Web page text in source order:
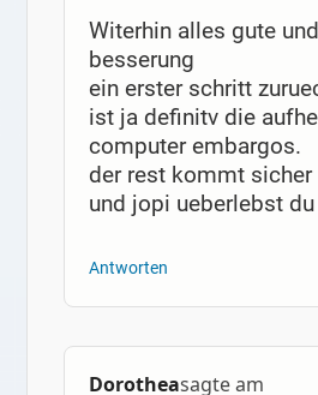
Witerhin alles gute
besserung
ein erster schritt
ist ja definitv die
computer embargos.
der rest kommt sicher
und jopi ueberlebst
Antworten
Dorotheasagte am